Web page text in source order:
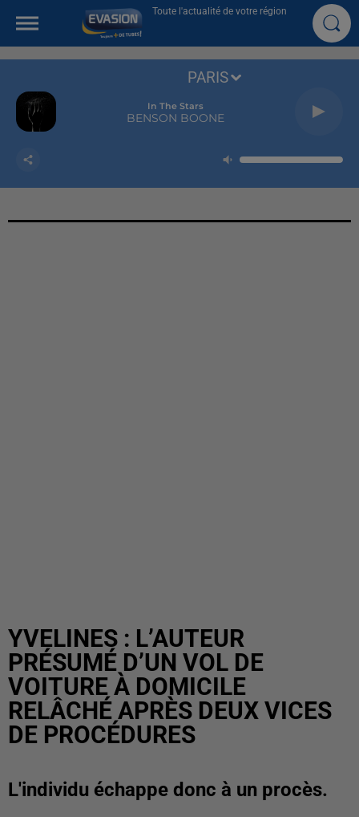
Toute l'actualité de votre région
In The Stars
BENSON BOONE
PARIS
YVELINES : L’AUTEUR
PRÉSUMÉ D’UN VOL DE
VOITURE À DOMICILE
RELÂCHÉ APRÈS DEUX VICES
DE PROCÉDURES
L'individu échappe donc à un procès.